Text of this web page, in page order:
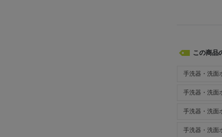
この商品
手洗器・洗
手洗器・洗
手洗器・洗
手洗器・洗